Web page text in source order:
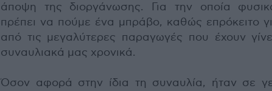
άποψη της διοργάνωσης. Για την οποία
πρέπει να πούμε ένα μπράβο, καθώς επρόκειτο
από τις μεγαλύτερες παραγωγές που έχουν
συναυλιακά μας χρονικά.
Όσον αφορά στην ίδια τη συναυλία, ήταν σε